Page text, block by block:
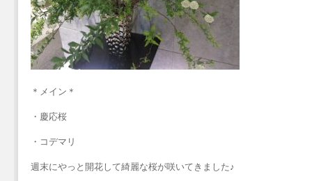
＊メイン＊
・慶応桜
・コデマリ
週末にやっと開花して綺麗な桜が咲いてきました♪